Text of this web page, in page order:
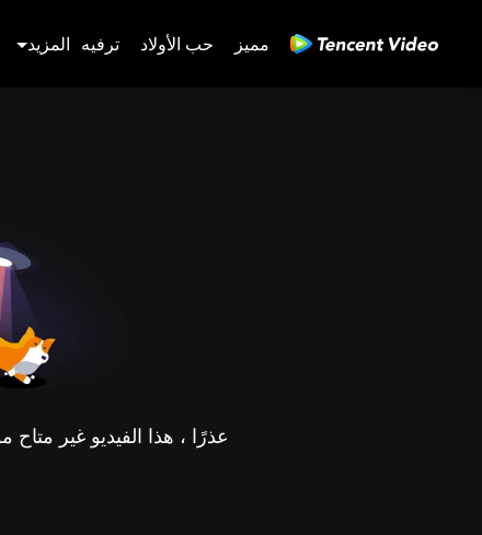
مميز حب الأولاد ترفيه المزيد
عذرًا ، هذا الفيديو غير